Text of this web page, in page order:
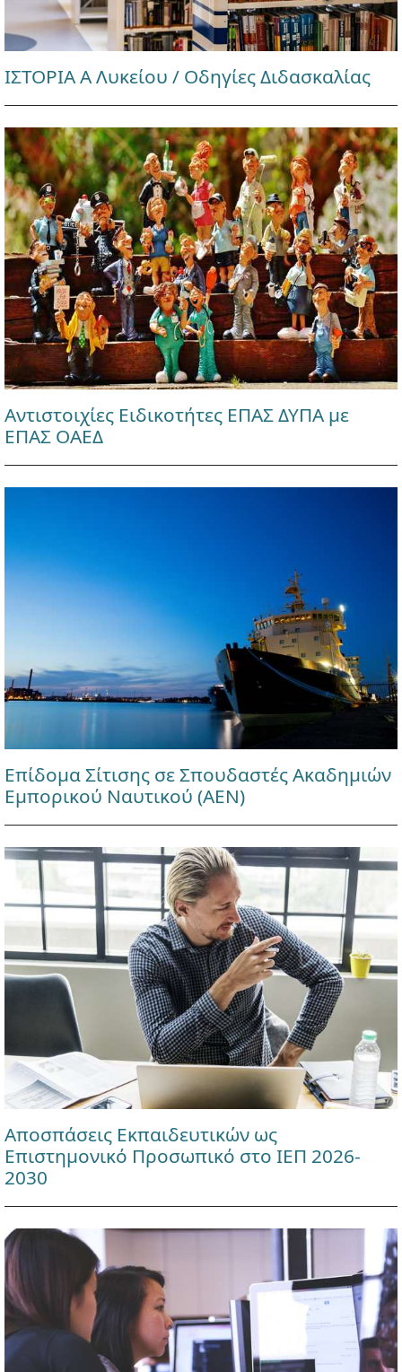
ΙΣΤΟΡΙΑ Α Λυκείου / Οδηγίες Διδασκαλίας
Αντιστοιχίες Ειδικοτήτες ΕΠΑΣ ΔΥΠΑ με
ΕΠΑΣ ΟΑΕΔ
Επίδομα Σίτισης σε Σπουδαστές Ακαδημιών
Εμπορικού Ναυτικού (ΑΕΝ)
Αποσπάσεις Εκπαιδευτικών ως
Επιστημονικό Προσωπικό στο ΙΕΠ 2026-
2030